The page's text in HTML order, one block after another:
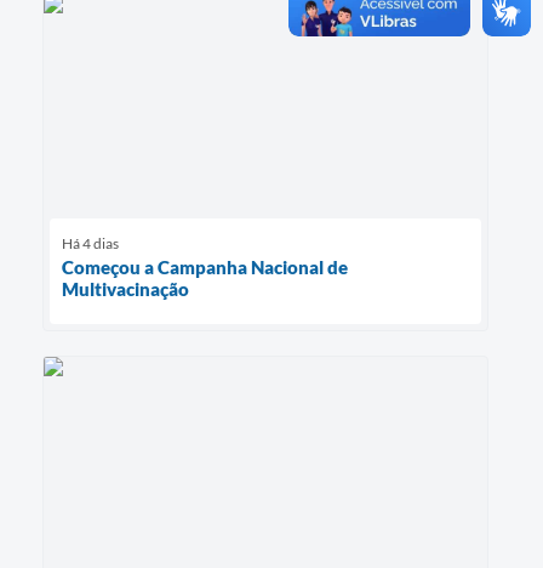
Há 4 dias
Começou a Campanha Nacional de
Multivacinação